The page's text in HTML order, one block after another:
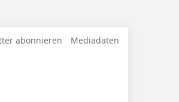
abonnieren Mediadaten